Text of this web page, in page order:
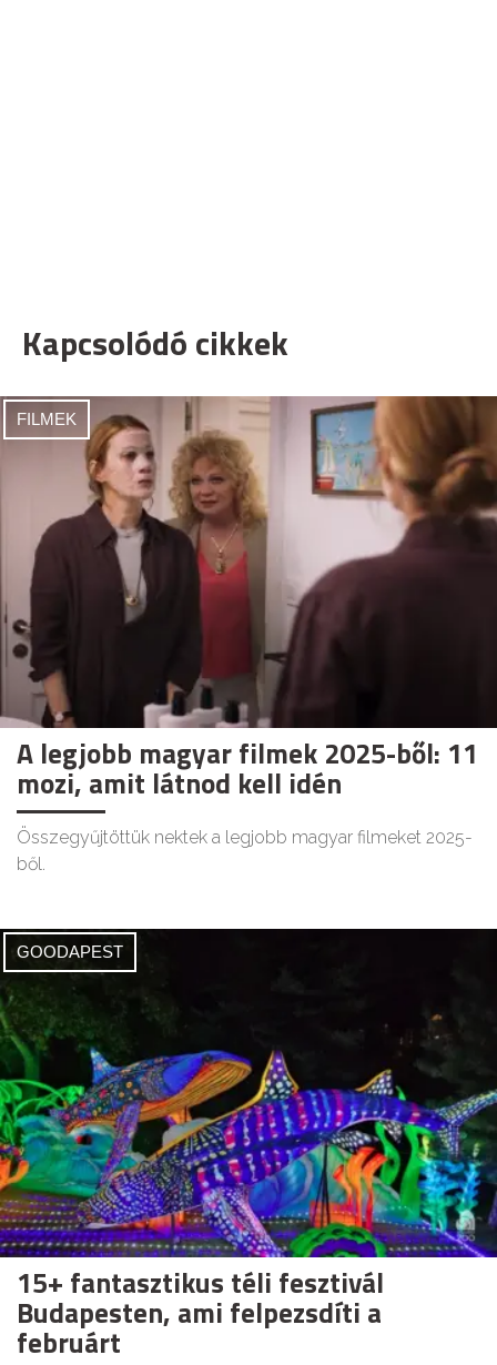
Kapcsolódó cikkek
FILMEK
A legjobb magyar filmek 2025-ből: 11
mozi, amit látnod kell idén
Összegyűjtöttük nektek a legjobb magyar filmeket 2025-
ből.
GOODAPEST
15+ fantasztikus téli fesztivál
Budapesten, ami felpezsdíti a
februárt